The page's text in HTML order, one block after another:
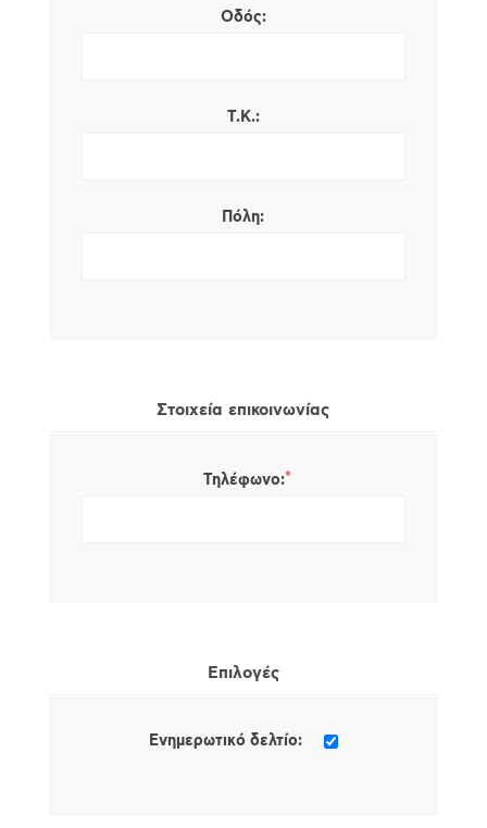
Οδός:
Τ.Κ.:
Πόλη:
Στοιχεία επικοινωνίας
Τηλέφωνο:*
Επιλογές
Ενημερωτικό δελτίο: